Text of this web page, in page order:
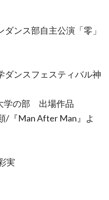
ンス部自主公演「零」
ダンスフェスティバル神
の部 出場作品
/『Man After Man』よ
実